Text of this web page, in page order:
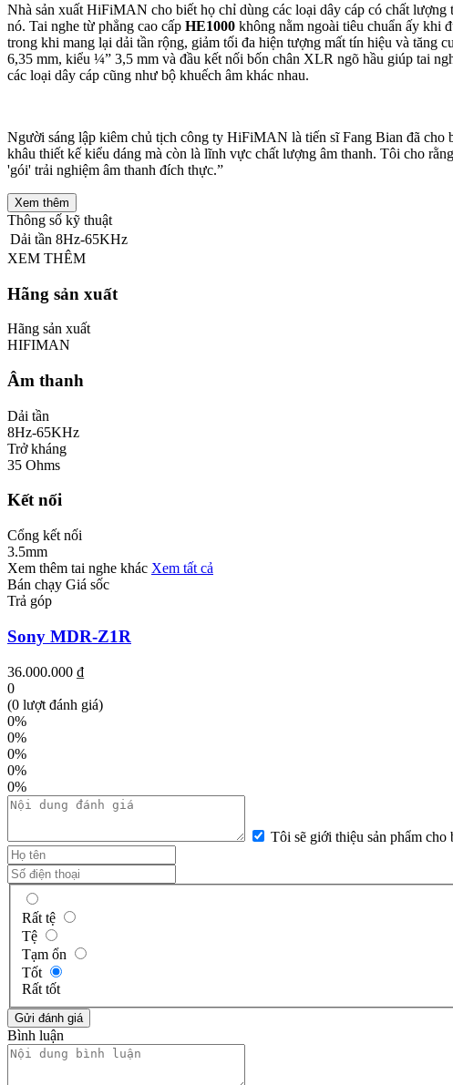
Nhà sản xuất HiFiMAN cho biết họ chỉ dùng các loại dây cáp có chất lượng
nó. Tai nghe từ phẳng cao cấp HE1000 không nằm ngoài tiêu chuẩn ấy khi
trong khi mang lại dải tần rộng, giảm tối đa hiện tượng mất tín hiệu và tăng
6,35 mm, kiểu ¼” 3,5 mm và đầu kết nối bốn chân XLR ngõ hầu giúp tai
các loại dây cáp cũng như bộ khuếch âm khác nhau.
Người sáng lập kiêm chủ tịch công ty HiFiMAN là tiến sĩ Fang Bian đã cho
khâu thiết kế kiểu dáng mà còn là lĩnh vực chất lượng âm thanh. Tôi cho
'gói' trải nghiệm âm thanh đích thực.”
Xem thêm
Thông số kỹ thuật
Dải tần 8Hz-65KHz
XEM THÊM
Hãng sản xuất
Hãng sản xuất
HIFIMAN
Âm thanh
Dải tần
8Hz-65KHz
Trở kháng
35 Ohms
Kết nối
Cổng kết nối
3.5mm
Xem thêm tai nghe khác Xem tất cả
Bán chạy Giá sốc
Trả góp
Sony MDR-Z1R
36.000.000 ₫
0
(0 lượt đánh giá)
0%
0%
0%
0%
0%
Tôi sẽ giới thiệu sản phẩm cho
Rất tệ
Tệ
Tạm ổn
Tốt
Rất tốt
Bình luận